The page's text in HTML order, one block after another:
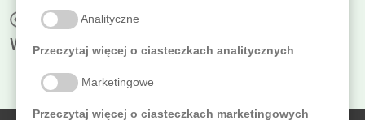
SZCZOTKA BOCZNA UNIWERSALNA
WEWNĘTRZNA
Analityczne
Przeczytaj więcej o ciasteczkach analitycznych
Marketingowe
Przeczytaj więcej o ciasteczkach marketingowych